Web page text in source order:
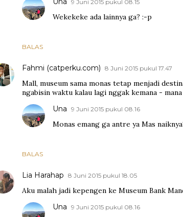
BALAS
9 Juni 2015 pukul 08.15
Wekekeke ada lainnya ga? :-p
Fahmi (catperku.com) 8 Juni 2015 pukul 17.47
Mall, museum sama monas tetap menjadi
ngabisin waktu kalau lagi nggak kemana - mana
BALAS
Una 9 Juni 2015 pukul 08.16
Monas emang ga antre ya Mas
Lia Harahap 8 Juni 2015 pukul 18.05
Aku malah jadi kepengen ke Museum Bank
Una 9 Juni 2015 pukul 08.16